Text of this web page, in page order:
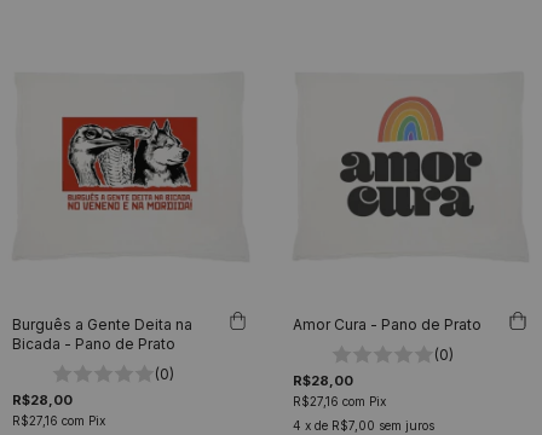
Burguês a Gente Deita na
Bicada - Pano de Prato
(0)
R$28,00
R$27,16 com Pix
Amor Cura - Pano de Prato
(0)
R$28,00
R$27,16 com Pix
4 x de R$7,00 sem juros